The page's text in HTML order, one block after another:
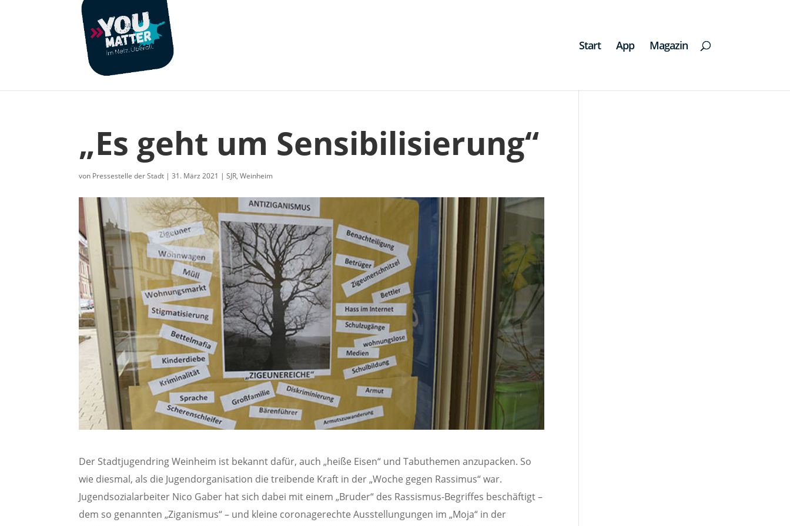
Start App Magazin
„Es geht um Sensibilisierung“
von Pressestelle der Stadt |31. März 2021 |SJR,Weinheim
Der Stadtjugendring Weinheim ist bekannt dafür, auch „heiße Eisen“ und Tabuthemen anzupacken. So
wie diesmal, als die Jugendorganisation die treibende Kraft in der „Woche gegen Rassimus“ war.
Jugendsozialarbeiter Nico Gaber hat sich dabei mit einem „Bruder“ des Rassismus-Begriffes beschäftigt –
dem so genannten „Ziganismus“ – und kleine coronagerechte Ausstellungungen im „Moja“ in der